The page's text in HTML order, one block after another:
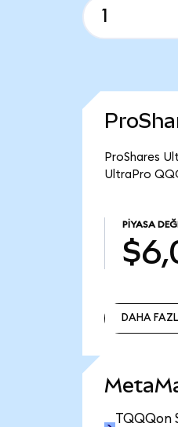
ProShares
UltraPro
PIYASA
DAHA
TQQQon